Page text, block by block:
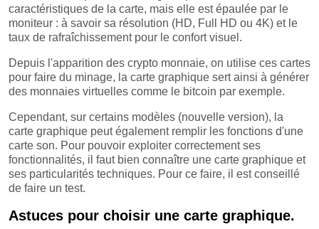
caractéristiques de la carte, mais elle est épaulée par le
moniteur : à savoir sa résolution (HD, Full HD ou 4K) et le
taux de rafraîchissement pour le confort visuel.
Depuis l'apparition des crypto monnaie, on utilise ces cartes
pour faire du minage, la carte graphique sert ainsi à générer
des monnaies virtuelles comme le bitcoin par exemple.
Cependant, sur certains modèles (nouvelle version), la
carte graphique peut également remplir les fonctions d'une
carte son. Pour pouvoir exploiter correctement ses
fonctionnalités, il faut bien connaître une carte graphique et
ses particularités techniques. Pour ce faire, il est conseillé
de faire un test.
Astuces pour choisir une carte graphique.